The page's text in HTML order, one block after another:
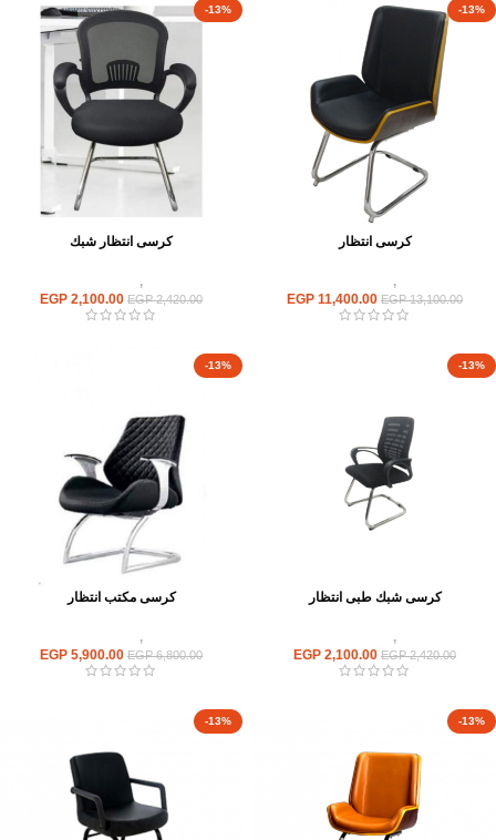
-13%
كرسى انتظار
,
EGP13,100.00
EGP 11,400.00
-13%
كرسى انتظار شبك
,
EGP2,420.00
EGP 2,100.00
-13%
كرسى شبك طبى انتظار
,
EGP2,420.00
EGP 2,100.00
-13%
كرسى مكتب انتظار
,
EGP6,800.00
EGP 5,900.00
-13%
-13%